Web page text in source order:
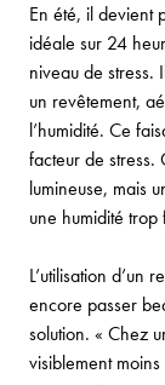
En été, il devient
idéale sur 24
niveau de stress.
un revêtement,
l’humidité. Ce
facteur de stress.
lumineuse, mais
une humidité trop
L’utilisation d’un
encore passer
solution. « Chez
visiblement